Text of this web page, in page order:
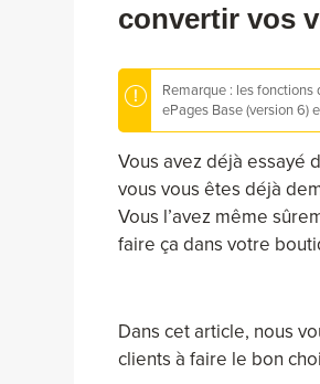
convertir vos
Remarque : les
ePages Base (version 6)
Vous avez déjà essayé
vous vous êtes déjà
Vous l’avez même
faire ça dans votre
Dans cet article, nous
clients à faire le bon